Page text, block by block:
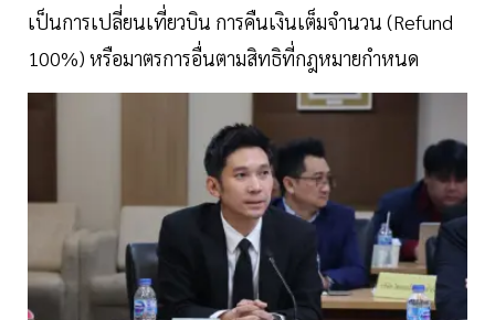
เป็นการเปลี่ยนเที่ยวบิน การคืนเงินเต็มจำนวน (Refund
100%) หรือมาตรการอื่นตามสิทธิที่กฎหมายกำหนด